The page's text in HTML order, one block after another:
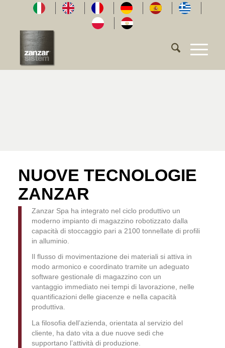
NUOVE TECNOLOGIE
ZANZAR
Zanzar Spa ha integrato nel ciclo produttivo un
moderno impianto di magazzino robotizzato dalla
capacità di stoccaggio pari a 2100 tonnellate di profili
in alluminio.
Il flusso di movimentazione dei materiali si attiva in
modo armonico e coordinato tramite un adeguato
software gestionale di magazzino con un
vantaggio immediato nei tempi di lavorazione, nelle
quantificazioni delle giacenze e nella capacità
produttiva.
La filosofia dell’azienda, orientata al servizio del
cliente, ha dato vita a due nuove sedi che
supportano l’attività di produzione.